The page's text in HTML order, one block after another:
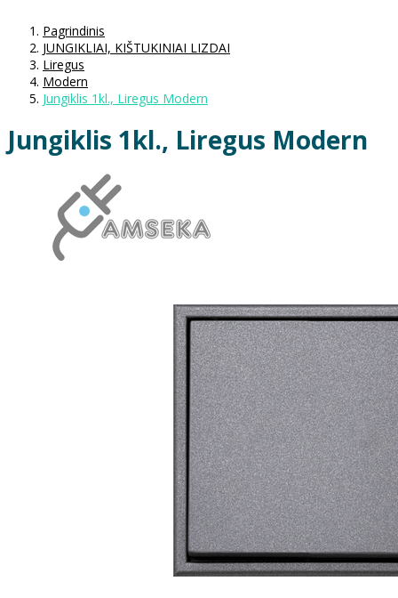
Pagrindinis
JUNGIKLIAI, KIŠTUKINIAI LIZDAI
Liregus
Modern
Jungiklis 1kl., Liregus Modern
Jungiklis 1kl., Liregus Modern